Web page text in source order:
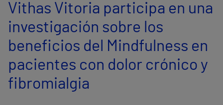
Servicios de salud
Equipo médico y asistencial
Comunicación
Vithas Vitoria participa en una
investigación sobre los
beneficios del Mindfulness en
pacientes con dolor crónico y
fibromialgia